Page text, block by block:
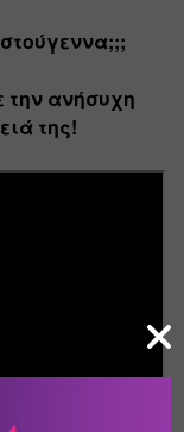
την ανήσυχη
της!